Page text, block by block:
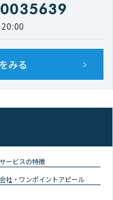
みる
サービスの特徴
会社・ワンポイントアピール